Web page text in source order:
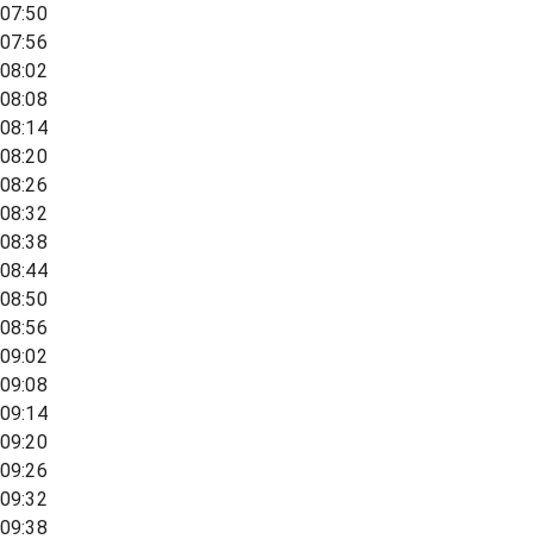
07:50
07:56
08:02
08:08
08:14
08:20
08:26
08:32
08:38
08:44
08:50
08:56
09:02
09:08
09:14
09:20
09:26
09:32
09:38